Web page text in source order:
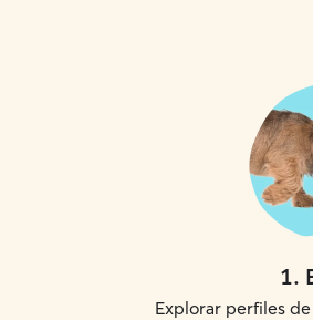
1.
Explorar perfiles